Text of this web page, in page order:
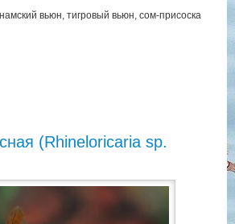
вьюн, тигровый вьюн, сом-присоска
(Rhineloricaria sp.